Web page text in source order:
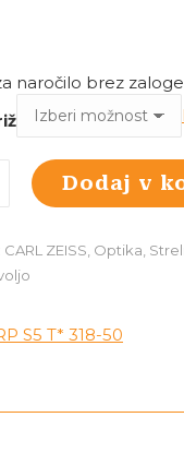
bila:
naročilo brez zaloge
Dodaj v
CARL ZEISS Optika